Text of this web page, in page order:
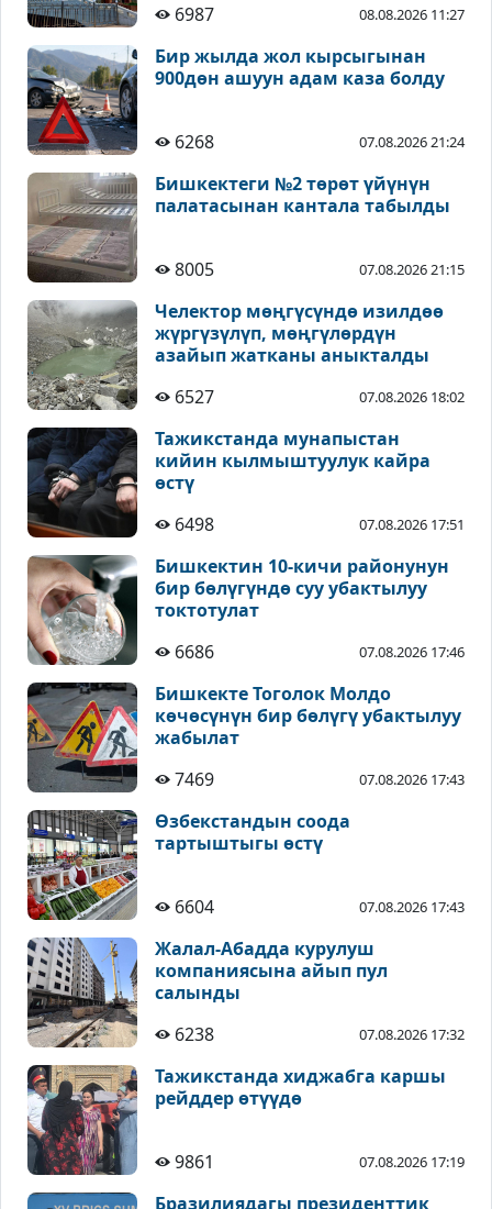
6987
08.08.2026 11:27
Бир жылда жол кырсыгынан
900дөн ашуун адам каза болду
6268 07.08.2026 21:24
Бишкектеги №2 төрөт үйүнүн
палатасынан кантала табылды
8005 07.08.2026 21:15
Челектор мөңгүсүндө изилдөө
жүргүзүлүп, мөңгүлөрдүн
азайып жатканы аныкталды
6527
07.08.2026 18:02
Тажикстанда мунапыстан
кийин кылмыштуулук кайра
өстү
6498
07.08.2026 17:51
Бишкектин 10-кичи районунун
бир бөлүгүндө суу убактылуу
токтотулат
6686
07.08.2026 17:46
Бишкекте Тоголок Молдо
көчөсүнүн бир бөлүгү убактылуу
жабылат
7469
07.08.2026 17:43
Өзбекстандын соода
тартыштыгы өстү
6604 07.08.2026 17:43
Жалал-Абадда курулуш
компаниясына айып пул
салынды
6238
07.08.2026 17:32
Тажикстанда хиджабга каршы
рейддер өтүүдө
9861 07.08.2026 17:19
Бразилиядагы президенттик